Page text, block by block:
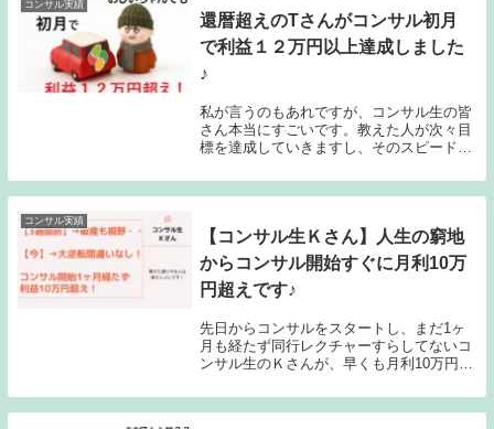
コンサル実績
還暦超えのTさんがコンサル初月
で利益１２万円以上達成しました
♪
私が言うのもあれですが、コンサル生の皆
さん本当にすごいです。教えた人が次々目
標を達成していきますし、そのスピードが
言ってるのではなくて、そもそもせどりは
再現性が高くて結果が出るのが早いと言わ
コンサル実績
【コンサル生Ｋさん】人生の窮地
からコンサル開始すぐに月利10万
円超えです♪
先日からコンサルをスタートし、まだ1ヶ
月も経たず同行レクチャーすらしてないコ
ンサル生のＫさんが、早くも月利10万円を
に初めて相談してきた時は人生の窮地に陥
り、この先破産まで考えるような事態にな